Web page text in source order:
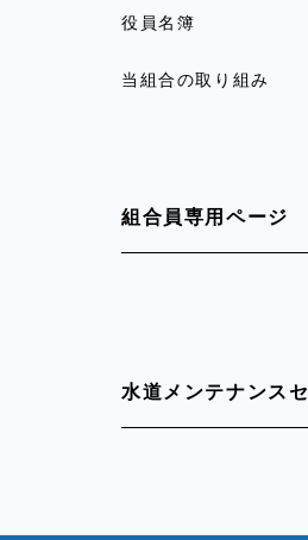
役員名簿
当組合の取り組み
組合員専用ページ
水道メンテナンス